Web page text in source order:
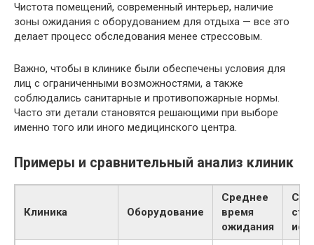
Чистота помещений, современный интерьер, наличие
зоны ожидания с оборудованием для отдыха — все это
делает процесс обследования менее стрессовым.
Важно, чтобы в клинике были обеспечены условия для
лиц с ограниченными возможностями, а также
соблюдались санитарные и противопожарные нормы.
Часто эти детали становятся решающими при выборе
именно того или иного медицинского центра.
Примеры и сравнительный анализ клиник
Клиника Оборудование
Среднее
время
ожидания